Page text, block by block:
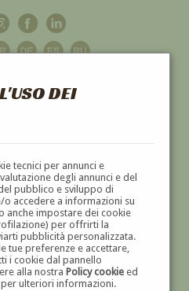
DEI
tecnici per annunci e
degli annunci e del
pubblico e sviluppo di
accedere a informazioni su
anche impostare dei cookie
per offrirti la
pubblicità personalizzata.
tue preferenze e accettare,
i cookie dal pannello
alla nostra Policy cookieed
ulteriori informazioni.
D'ARTE
'800 E '900